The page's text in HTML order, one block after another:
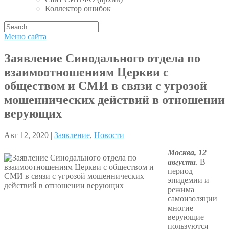
Коллектор ошибок
Меню сайта
Заявление Синодального отдела по
взаимоотношениям Церкви с
обществом и СМИ в связи с угрозой
мошеннических действий в отношении
верующих
Авг 12, 2020 | Заявление, Новости
Москва, 12
августа. В
период
эпидемии и
режима
самоизоляции
многие
верующие
пользуются